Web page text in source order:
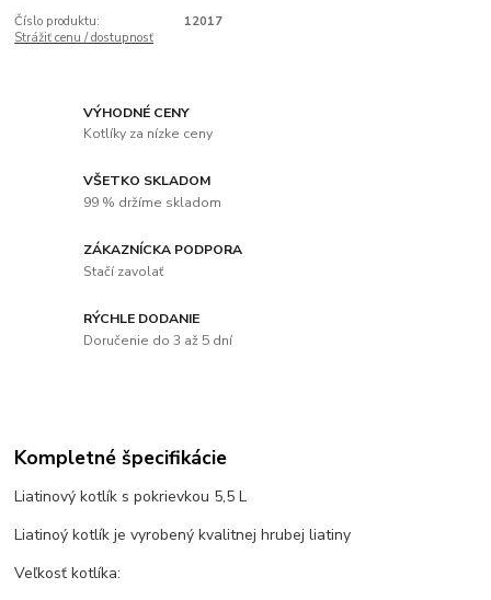
Číslo produktu:
12017
Strážiť cenu / dostupnosť
VÝHODNÉ CENY
Kotlíky za nízke ceny
VŠETKO SKLADOM
99 % držíme skladom
ZÁKAZNÍCKA PODPORA
Stačí zavolať
RÝCHLE DODANIE
Doručenie do 3 až 5 dní
Kompletné špecifikácie
Liatinový kotlík s pokrievkou 5,5 L
Liatinoý kotlík je vyrobený kvalitnej hrubej liatiny
Veľkosť kotlíka: